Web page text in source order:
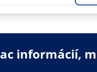
informácií,